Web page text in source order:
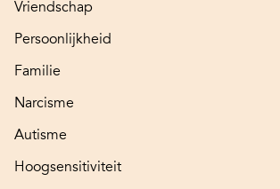
Vriendschap
Persoonlijkheid
Familie
Narcisme
Autisme
Hoogsensitiviteit